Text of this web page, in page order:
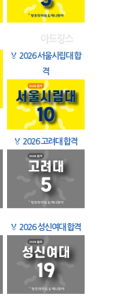
🏅 2026 서울시립대 합
격
🏅 2026 고려대 합격
🏅 2026 성신여대 합격